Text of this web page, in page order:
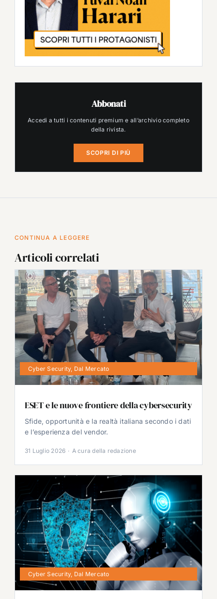
Abbonati
Accedi a tutti i contenuti premium e all’archivio completo
della rivista.
SCOPRI DI PIÙ
CONTINUA A LEGGERE
Articoli correlati
Cyber Security, Dal Mercato
ESET e le nuove frontiere della cybersecurity
Sfide, opportunità e la realtà italiana secondo i dati
e l’esperienza del vendor.
31 Luglio 2026 · A cura della redazione
Cyber Security, Dal Mercato